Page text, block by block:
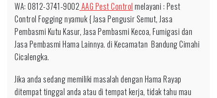
0812-
3741-
9002
Pengendalian
Rayap
Profesional
WA: 0812-3741-9002 AAG Pest Control melayani : Pest
Control Fogging nyamuk { Jasa Pengusir Semut, Jasa
Pembasmi Kutu Kasur, Jasa Pembasmi Kecoa, Fumigasi dan
Jasa Pembasmi Hama Lainnya. di Kecamatan Bandung Cimahi
Cicalengka.
Jika anda sedang memiliki masalah dengan Hama Rayap
ditempat tinggal anda atau di tempat kerja, tidak tahu mau